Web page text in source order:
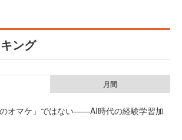
ング
月間
オマケ」ではない——AI時代の経験学習加